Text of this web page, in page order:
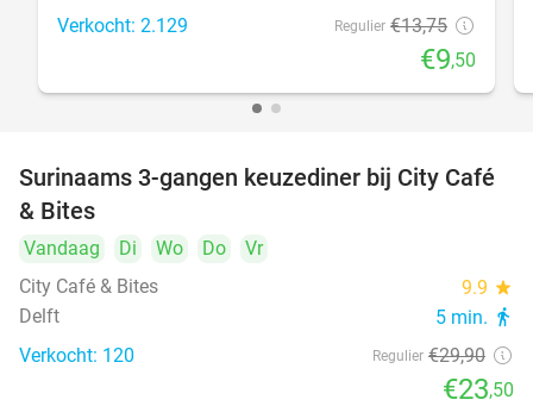
Verkocht: 2.129 Regulier €13,75
€9,50
21%
Surinaams 3-gangen keuzediner bij City Café
& Bites
Vandaag Di Wo Do
Vr
City Café & Bites
9.9 star
Delft 5 min. directions_walk
Verkocht: 120 Regulier €29,90
€23,50